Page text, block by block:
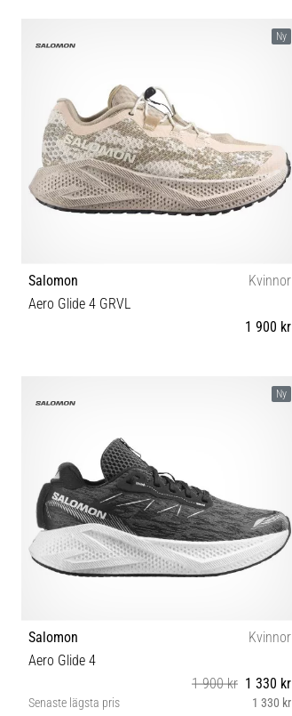
Ny
Salomon
Kvinnor
Aero Glide 4 GRVL
1 900 kr
Ny
Salomon
Kvinnor
Aero Glide 4
1 900 kr 1 330 kr
Senaste lägsta pris 1 330 kr